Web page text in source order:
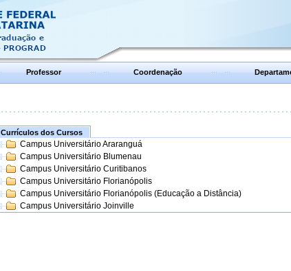
Professor Coordenação
Currículos dos Cursos
Campus Universitário Araranguá
Campus Universitário Blumenau
Campus Universitário Curitibanos
Campus Universitário Florianópolis
Campus Universitário Florianópolis (Educação a Distância)
Campus Universitário Joinville